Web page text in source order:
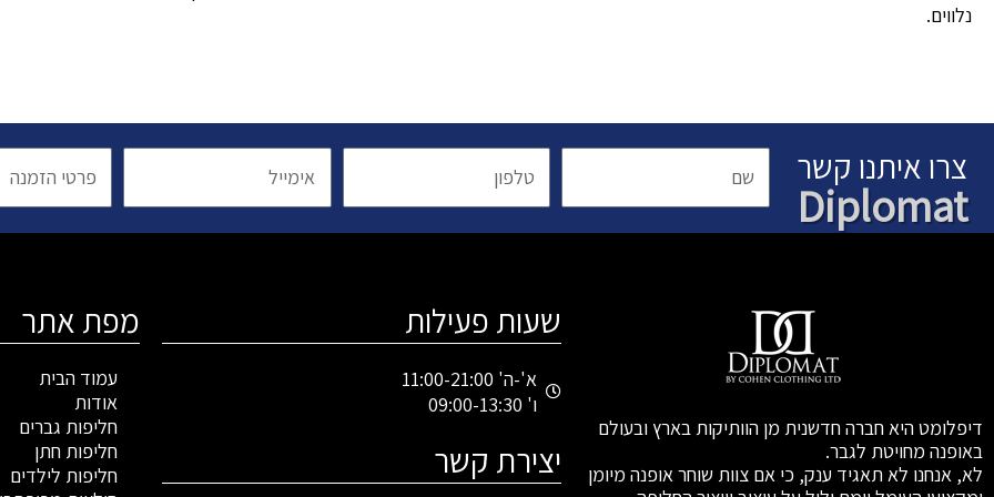
נלווים.
צרו איתנו קשר
Diplomat
שם טלפון אימייל
פרטי
הזמנה
דיפלומט היא חברה חדשנית מן הוותיקות בארץ ובעולם
באופנה מחויטת לגבר.
לא, אנחנו לא תאגיד ענק, כי אם צוות שוחר אופנה מיומן
שעות פעילות
א'-ה' 11:00-21:00
ו' 09:00-13:30
יצירת קשר
מפת אתר
עמוד הבית
אודות
חליפות גברים
חליפות חתן
חליפות לילדים